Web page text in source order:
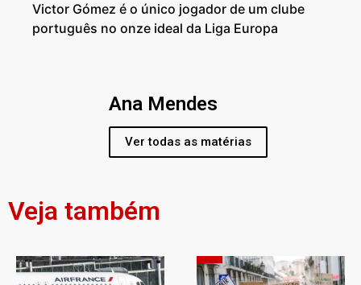
Victor Gómez é o único jogador de um clube
português no onze ideal da Liga Europa
Ana Mendes
Ver todas as matérias
Veja também